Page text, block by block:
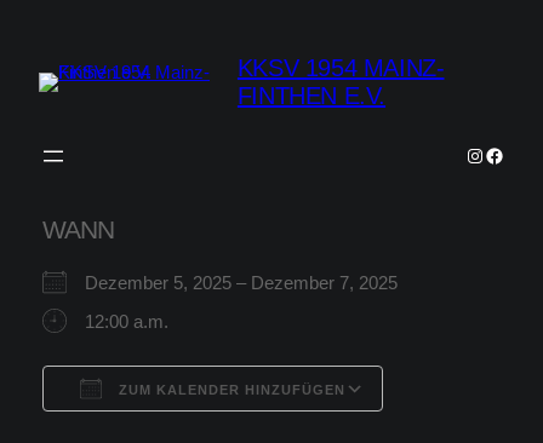
springen
KKSV 1954 MAINZ-
FINTHEN E.V.
WANN
Dezember 5, 2025 – Dezember 7, 2025
12:00 a.m.
ZUM KALENDER HINZUFÜGEN